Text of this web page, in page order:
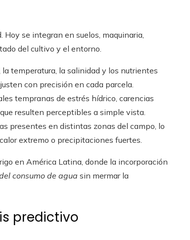
se integran en suelos, maquinaria,
del cultivo y el entorno.
la temperatura, la salinidad y los nutrientes
con precisión en cada parcela.
tempranas de estrés hídrico, carencias
resulten perceptibles a simple vista.
presentes en distintas zonas del campo, lo
extremo o precipitaciones fuertes.
en América Latina, donde la incorporación
consumo de agua sin mermar la
predictivo